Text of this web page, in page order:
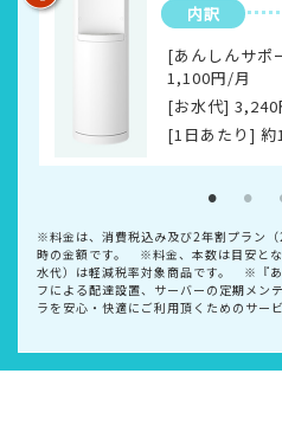
内訳
[あんしんサポ
1,100円/月
[お水代] 3,240
[1日あたり] 約
※料金は、消費税込み及び2年割プラン
時の金額です。 ※料金、本数は目安と
水代）は軽減税率対象商品です。 ※『
フによる配達設置、サーバーの定期メン
ラを安心・快適にご利用頂くためのサービ